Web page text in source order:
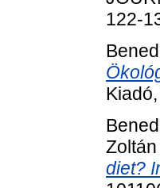
122-
Zoltán
diet?